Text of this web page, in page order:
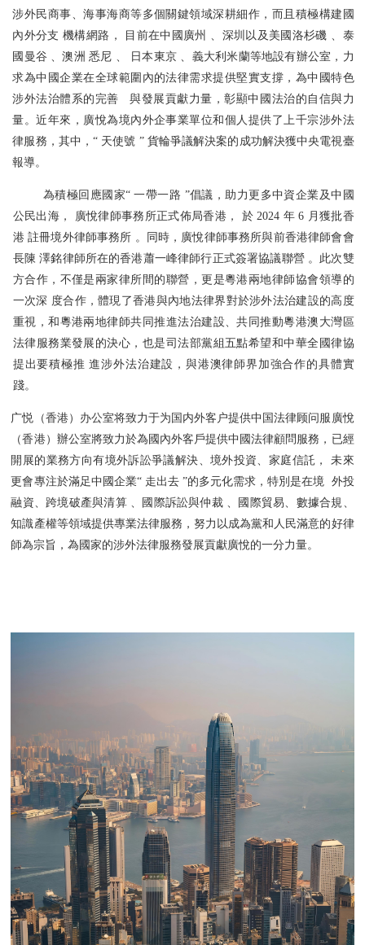
涉外民商事、海事海商等多個關鍵領域深耕細作，而且積極構建國
內外分支 機構網路， 目前在中國廣州 、深圳以及美國洛杉磯 、泰
國曼谷 、澳洲 悉尼 、 日本東京 、義大利米蘭等地設有辦公室，力
求為中國企業在全球範圍內的法律需求提供堅實支撐，為中國特色
涉外法治體系的完善 與發展貢獻力量，彰顯中國法治的自信與力
量。近年來，廣悅為境內外企事業單位和個人提供了上千宗涉外法
律服務，其中，“ 天使號 ” 貨輪爭議解決案的成功解決獲中央電視臺
報導。
為積極回應國家“ 一帶一路 ”倡議，助力更多中資企業及中國
公民出海， 廣悅律師事務所正式佈局香港， 於 2024 年 6 月獲批香
港 註冊境外律師事務所 。同時，廣悅律師事務所與前香港律師會會
長陳 澤銘律師所在的香港蕭一峰律師行正式簽署協議聯營 。此次雙
方合作，不僅是兩家律所間的聯營，更是粵港兩地律師協會領導的
一次深 度合作，體現了香港與內地法律界對於涉外法治建設的高度
重視，和粵港兩地律師共同推進法治建設、共同推動粵港澳大灣區
法律服務業發展的決心，也是司法部黨組五點希望和中華全國律協
提出要積極推 進涉外法治建設，與港澳律師界加強合作的具體實
踐。
广悦（香港）办公室将致力于为国内外客户提供中国法律顾问服廣悅
（香港）辦公室將致力於為國內外客戶提供中國法律顧問服務，已經
開展的業務方向有境外訴訟爭議解決、境外投資、家庭信託， 未來
更會專注於滿足中國企業“ 走出去 ”的多元化需求，特別是在境 外投
融資、跨境破產與清算 、國際訴訟與仲裁 、國際貿易、數據合規、
知識產權等領域提供專業法律服務，努力以成為黨和人民滿意的好律
師為宗旨，為國家的涉外法律服務發展貢獻廣悅的一分力量。